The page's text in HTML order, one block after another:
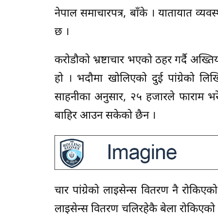
नेपाल समाचारपत्र, बाँके । यातायात
छ ।
करोडौको भ्रष्टाचार भएको ठहर गर्दै
हो । भदौमा खोलिएको दुई पांग्रेको
साहनीका अनुसार, २५ हजारले फाराम
बाहिर आउन सकेको छैन ।
चार पांग्रेको लाइसेन्स वितरण नै
लाइसेन्स वितरण चलिरहेकै बेला रोकिएको